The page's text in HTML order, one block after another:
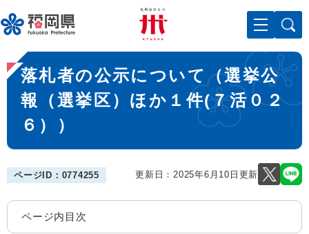
ー
ジ
先
頭
メニューを飛ばして本文へ
本
文
落札者の公示について（選挙公
報（選挙区）ほか１件(７活０２
６））
ページID：0774255 更新日：2025年6月10日更新
ページ内目次